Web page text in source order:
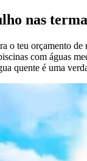
nas
o teu orçamento de
com águas
quente é uma